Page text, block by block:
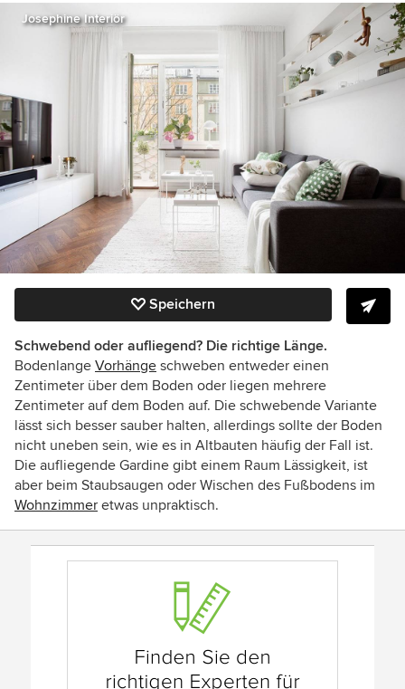
Josephine Interiör
Speichern
Schwebend oder aufliegend? Die richtige Länge.
Bodenlange Vorhänge schweben entweder einen
Zentimeter über dem Boden oder liegen mehrere
Zentimeter auf dem Boden auf. Die schwebende Variante
lässt sich besser sauber halten, allerdings sollte der Boden
nicht uneben sein, wie es in Altbauten häufig der Fall ist.
Die aufliegende Gardine gibt einem Raum Lässigkeit, ist
aber beim Staubsaugen oder Wischen des Fußbodens im
Wohnzimmer etwas unpraktisch.